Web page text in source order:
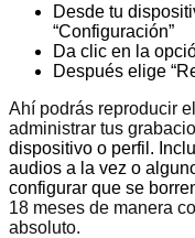
Desde tu
“Configuración”
Da clic en la
Después elige
Ahí podrás reproducir
administrar tus
dispositivo o perfil.
audios a la vez o
configurar que se
18 meses de manera
absoluto.